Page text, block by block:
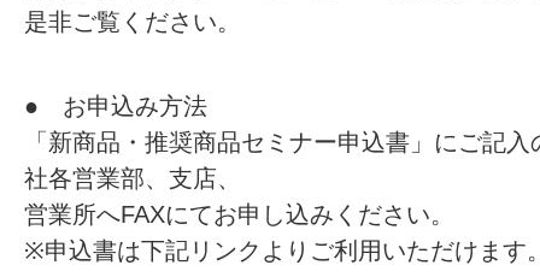
是非ご覧ください。
● お申込み方法
「新商品・推奨商品セミナー申込書」にご記
社各営業部、支店、
営業所へFAXにてお申し込みください。
※申込書は下記リンクよりご利用いただけます